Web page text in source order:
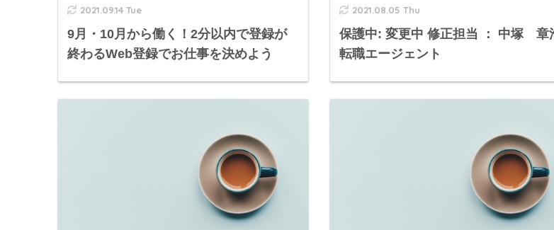
2021.09.14 Tue
9月・10月から働く！2分以内で登録が
終わるWeb登録でお仕事を決めよう
2021.08.05 Thu
保護中: 変更中 修正担当 ： 中塚 章
転職エージェント